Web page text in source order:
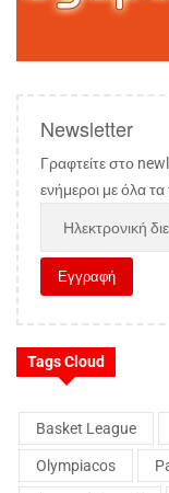
Newsletter
Γραφτείτε στο
ενήμεροι με όλα
Tags Cloud
Basket League
Olympiacos